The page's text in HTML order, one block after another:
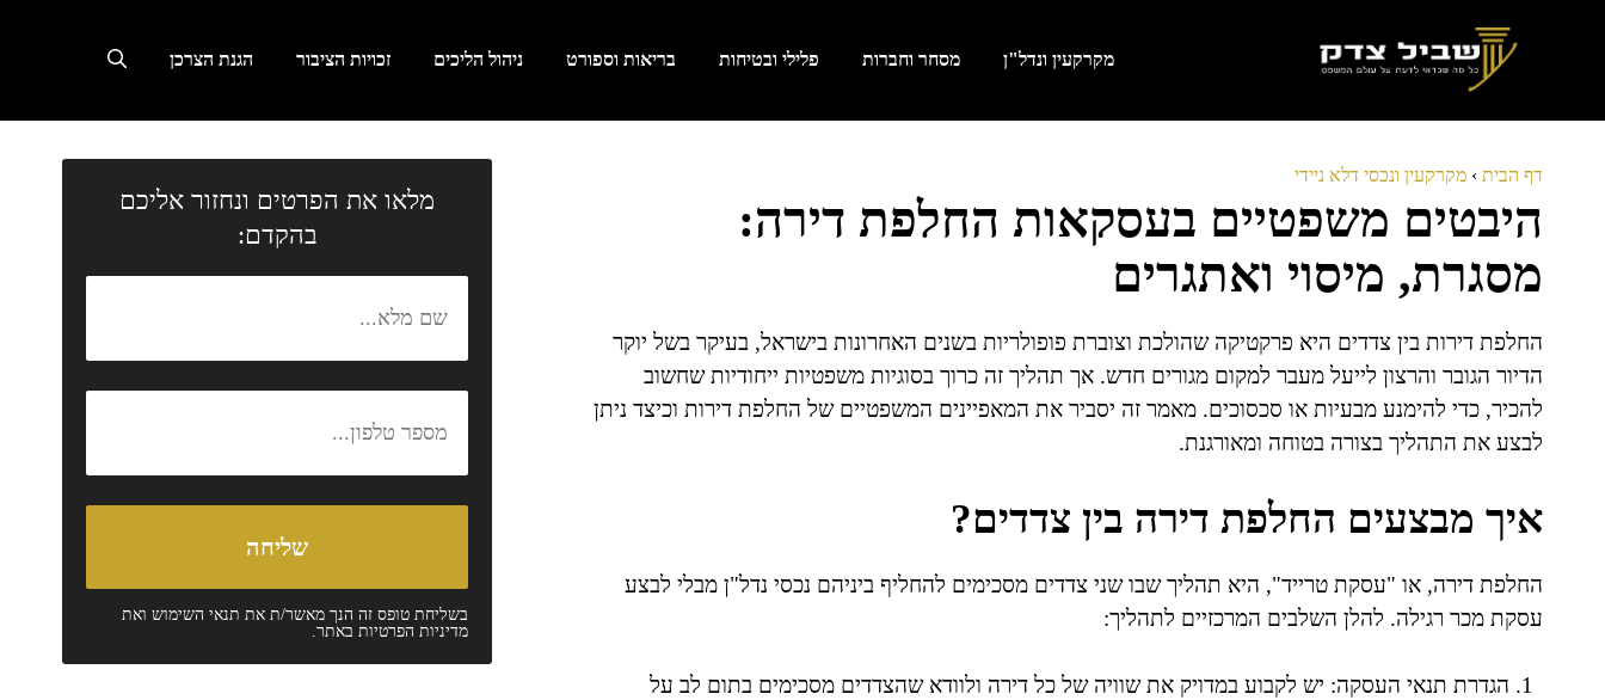
מקרקעין ונדל"ן מסחר וחברות פלילי ובטיחות בריאות וספורט ניהול הליכים זכויות הציבור הגנת הצרכן
דף הבית › מקרקעין ונכסי דלא ניידי
היבטים משפטיים בעסקאות החלפת דירה:
מסגרת, מיסוי ואתגרים
החלפת דירות בין צדדים היא פרקטיקה שהולכת וצוברת פופולריות בשנים האחרונות בישראל, בעיקר בשל יוקר
הדיור הגובר והרצון לייעל מעבר למקום מגורים חדש. אך תהליך זה כרוך בסוגיות משפטיות ייחודיות שחשוב
להכיר, כדי להימנע מבעיות או סכסוכים. מאמר זה יסביר את המאפיינים המשפטיים של החלפת דירות וכיצד ניתן
לבצע את התהליך בצורה בטוחה ומאורגנת.
איך מבצעים החלפת דירה בין צדדים?
החלפת דירה, או "עסקת טרייד", היא תהליך שבו שני צדדים מסכימים להחליף ביניהם נכסי נדל"ן מבלי לבצע
עסקת מכר רגילה. להלן השלבים המרכזיים לתהליך:
הגדרת תנאי העסקה: יש לקבוע במדויק את שוויה של כל דירה ולוודא שהצדדים מסכימים בתום לב על
מלאו את הפרטים ונחזור אליכם
בהקדם:
בשליחת טופס זה הנך מאשר/ת את תנאי השימושואת
מדיניות הפרטיותבאתר.